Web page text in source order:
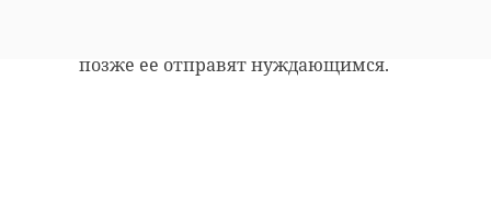
позже ее отправят нуждающимся.